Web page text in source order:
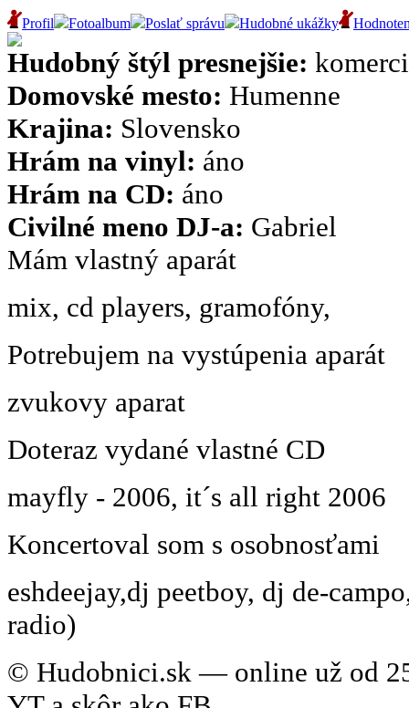
Profil Fotoalbum Poslať správu Hudobné ukážky
Hudobný štýl presnejšie:
Domovské mesto: Humenne
Krajina: Slovensko
Hrám na vinyl: áno
Hrám na CD: áno
Civilné meno DJ-a: Gabriel
Mám vlastný aparát
mix, cd players, gramofóny,
Potrebujem na vystúpenia aparát
zvukovy aparat
Doteraz vydané vlastné CD
mayfly - 2006, it´s all right 2006
Koncertoval som s osobnosťami
eshdeejay,dj peetboy, dj de-
radio)
© Hudobnici.sk — online už od